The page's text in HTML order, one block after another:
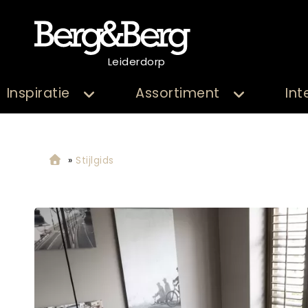
Leiderdorp
Inspiratie Assortiment
» Stijlgids